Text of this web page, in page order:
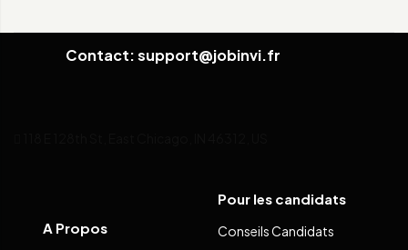
Contact: support@jobinvi.fr
A Propos
Pour les candidats
Conseils Candidats